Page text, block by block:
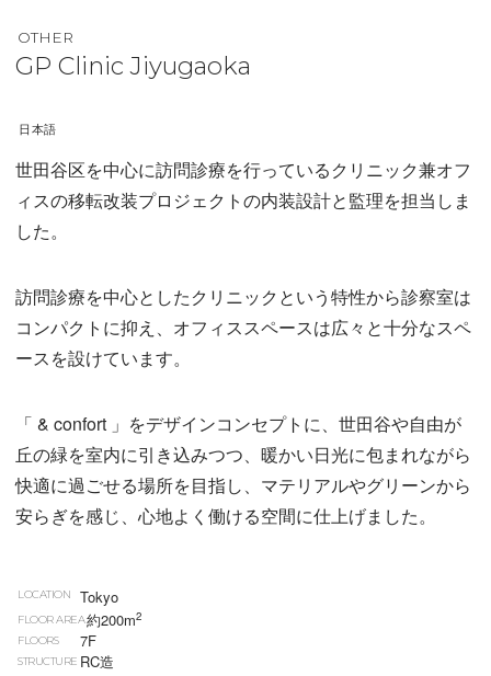
OTHER
GP Clinic Jiyugaoka
日本語
世田谷区を中心に訪問診療を行っているクリニック兼オフ
ィスの移転改装プロジェクトの内装設計と監理を担当しま
した。
訪問診療を中心としたクリニックという特性から診察室は
コンパクトに抑え、オフィススペースは広々と十分なスペ
ースを設けています。
「 & confort 」をデザインコンセプトに、世田谷や自由が
丘の緑を室内に引き込みつつ、暖かい日光に包まれながら
快適に過ごせる場所を目指し、マテリアルやグリーンから
安らぎを感じ、心地よく働ける空間に仕上げました。
LOCATION Tokyo
FLOOR AREA約200m2
FLOORS 7F
STRUCTURE RC造